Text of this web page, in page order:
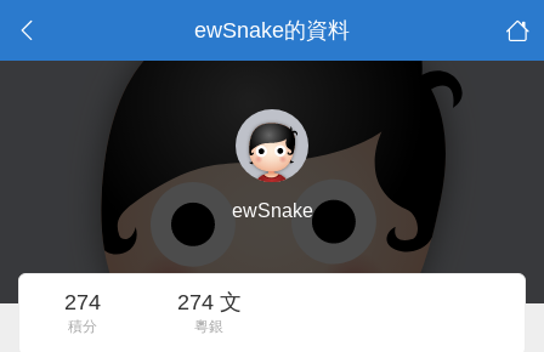
ewSnake的資料
ewSnake
274
積分
274 文
粵銀